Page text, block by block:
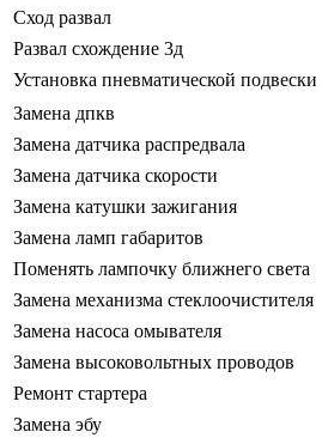
Сход развал
Развал схождение 3д
Установка пневматической подвески
Замена дпкв
Замена датчика распредвала
Замена датчика скорости
Замена катушки зажигания
Замена ламп габаритов
Поменять лампочку ближнего света
Замена механизма стеклоочистителя
Замена насоса омывателя
Замена высоковольтных проводов
Ремонт стартера
Замена эбу